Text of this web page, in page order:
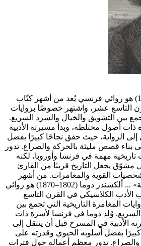
دوما (1802–1870) هو روائي فرنسي يُعد من أشهر كتّاب
التاسع عشر، واشتهر خصوصًا بروايات
بين التشويق والخيال والسرد السريع.
أصول مختلطة، وبدأ مسيرته الأدبية
الرواية، حيث حقق نجاحًا كبيرًا بفضل
قصص مليئة بالحركة والصراع. تدور
مهمة في فرنسا وأوروبا، لكنه
يجعل التاريخ قريبًا من القارئ
القوية والمغامرات. من أشهر
...
ألكسندر دوما (1802–1870) هو روائي
الكلاسيكي في القرن التاسع
المغامرة التاريخية التي تجمع بين
وُلد دوما في فرنسا لأسرة ذات
في المسرح قبل أن ينتقل إلى
بفضل أسلوبه الحيوي وقدرته على
تدور معظم أعماله حول فترات